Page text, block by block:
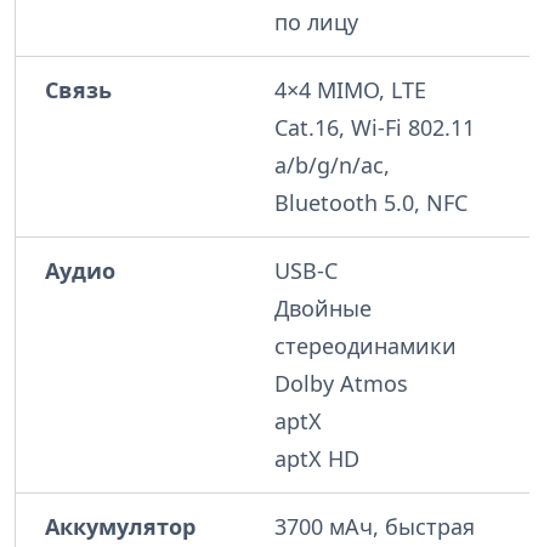
по лицу
Связь
4×4 MIMO, LTE
Cat.16, Wi-Fi 802.11
a/b/g/n/ac,
Bluetooth 5.0, NFC
Аудио
USB-C
Двойные
стереодинамики
Dolby Atmos
aptX
aptX HD
Аккумулятор
3700 мАч, быстрая